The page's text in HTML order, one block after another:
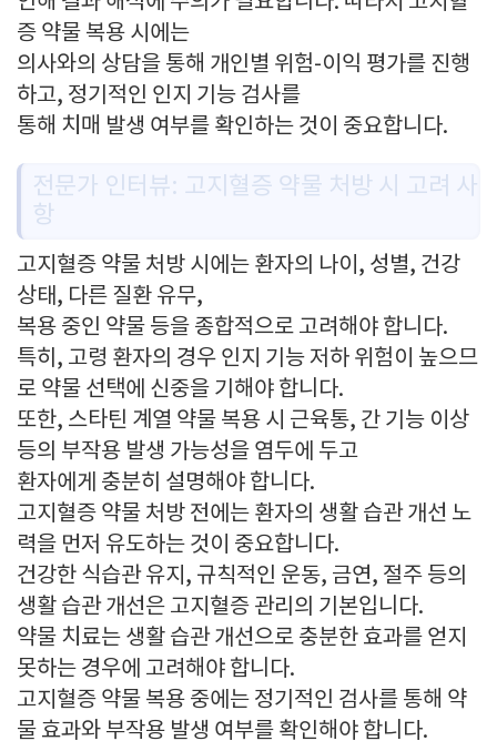
증 약물 복용 시에는
의사와의 상담을 통해 개인별 위험-이익 평가를 진행
하고, 정기적인 인지 기능 검사를
통해 치매 발생 여부를 확인하는 것이 중요합니다.
전문가 인터뷰: 고지혈증 약물 처방 시 고려 사
항
고지혈증 약물 처방 시에는 환자의 나이, 성별, 건강
상태, 다른 질환 유무,
복용 중인 약물 등을 종합적으로 고려해야 합니다.
특히, 고령 환자의 경우 인지 기능 저하 위험이 높으므
로 약물 선택에 신중을 기해야 합니다.
또한, 스타틴 계열 약물 복용 시 근육통, 간 기능 이상
등의 부작용 발생 가능성을 염두에 두고
환자에게 충분히 설명해야 합니다.
고지혈증 약물 처방 전에는 환자의 생활 습관 개선 노
력을 먼저 유도하는 것이 중요합니다.
건강한 식습관 유지, 규칙적인 운동, 금연, 절주 등의
생활 습관 개선은 고지혈증 관리의 기본입니다.
약물 치료는 생활 습관 개선으로 충분한 효과를 얻지
못하는 경우에 고려해야 합니다.
고지혈증 약물 복용 중에는 정기적인 검사를 통해 약
물 효과와 부작용 발생 여부를 확인해야 합니다.